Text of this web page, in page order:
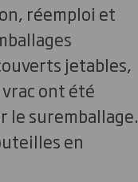
réemploi et
jetables,
ont été
le suremballage.
en